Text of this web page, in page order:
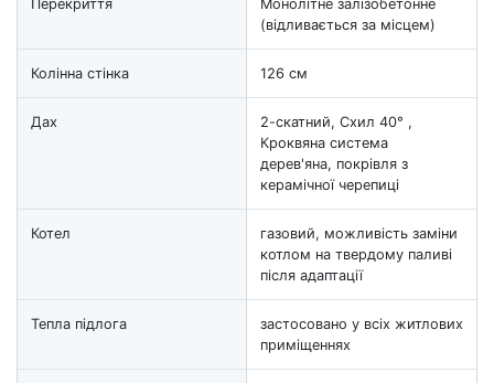
Перекриття
Монолітне залізобетонне
(відливається за місцем)
Колінна стінка 126 см
Дах
2-скатний, Схил 40° ,
Кроквяна система
дерев'яна, покрівля з
керамічної черепиці
Котел
газовий, можливість заміни
котлом на твердому паливі
після адаптації
Тепла підлога
застосовано у всіх житлових
приміщеннях